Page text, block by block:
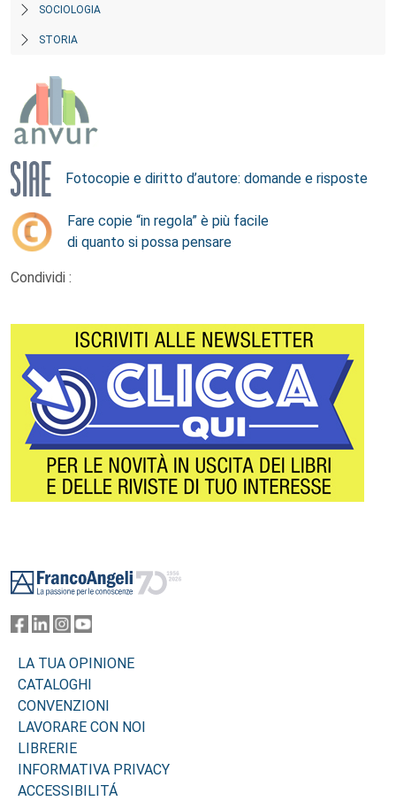
SOCIOLOGIA
STORIA
Fotocopie e diritto d’autore: domande e risposte
Fare copie “in regola” è più facile
di quanto si possa pensare
Condividi :
LA TUA OPINIONE
CATALOGHI
CONVENZIONI
LAVORARE CON NOI
LIBRERIE
INFORMATIVA PRIVACY
ACCESSIBILITÁ